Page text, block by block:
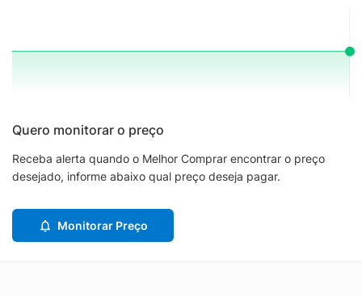
Quero monitorar o preço
Receba alerta quando o Melhor Comprar encontrar o preço
desejado, informe abaixo qual preço deseja pagar.
Monitorar Preço